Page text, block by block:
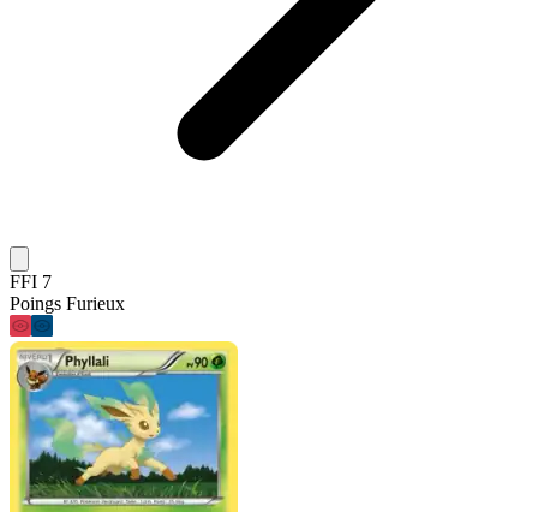
FFI 7
Poings Furieux